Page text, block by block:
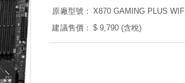
原廠型號： X870 GAMING PLUS WIFI
建議售價： $ 9,790 (含稅)